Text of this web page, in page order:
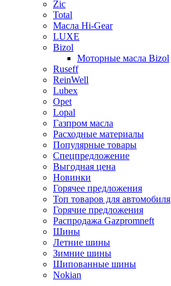
Zic
Total
Масла Hi-Gear
LUXE
Bizol
Моторные масла Bizol
Ruseff
ReinWell
Lubex
Opet
Lopal
Газпром масла
Расходные материалы
Популярные товары
Спецпредложение
Выгодная цена
Новинки
Горячее предложения
Топ товаров для автомобиля
Горячие предложения
Распродажа Gazpromneft
Шины
Летние шины
Зимние шины
Шипованные шины
Nokian